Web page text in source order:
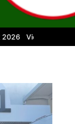
Vidéos pour le